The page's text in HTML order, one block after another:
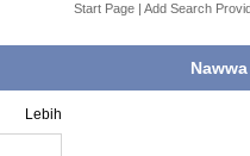
Start Page | Add Search
Nawwa
Lebih